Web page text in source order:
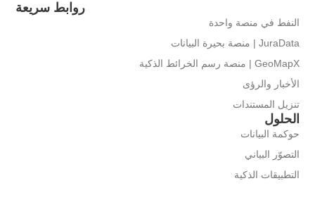
روابط سريعة
النفط في منصة واحدة
JuraData | منصة بحيرة البيانات
GeoMapX | منصة رسم الخرائط الذكية
الأخبار والرؤى
تنزيل المستندات
الحلول
حوكمة البيانات
التصوّر البياني
التطبيقات الذكية